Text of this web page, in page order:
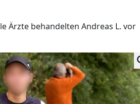
Ärzte behandelten Andreas L. vor